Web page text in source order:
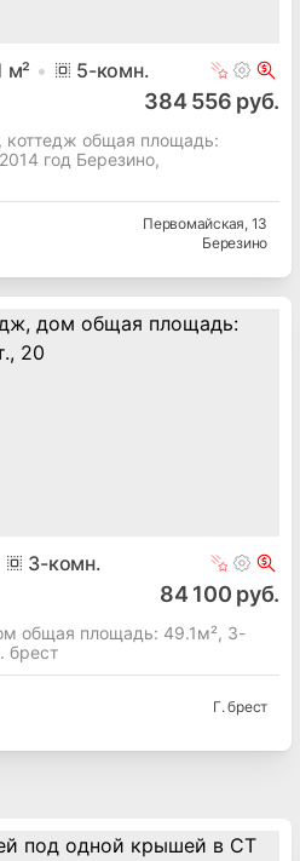
м² 5-комн.
384 556 руб.
коттедж общая площадь:
год Березино,
Первомайская, 13
Березино
3-комн.
84 100 руб.
общая площадь: 49.1м², 3-
брест
Г. брест